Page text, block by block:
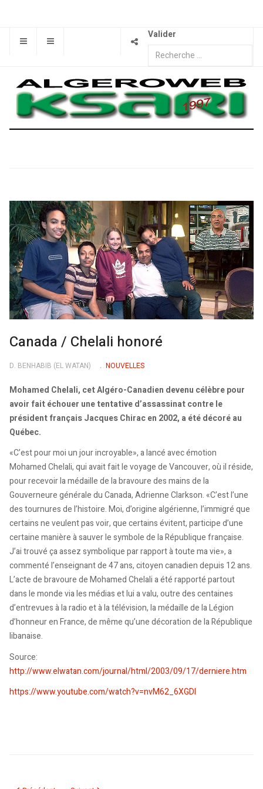
Valider
Canada / Chelali honoré
D. BENHABIB (EL WATAN) NOUVELLES
Mohamed Chelali, cet Algéro-Canadien devenu célèbre pour
avoir fait échouer une tentative d’assassinat contre le
président français Jacques Chirac en 2002, a été décoré au
Québec.
«C’est pour moi un jour incroyable», a lancé avec émotion
Mohamed Chelali, qui avait fait le voyage de Vancouver, où il réside,
pour recevoir la médaille de la bravoure des mains de la
Gouverneure générale du Canada, Adrienne Clarkson. «C’est l’une
des tournures de l’histoire. Moi, d’origine algérienne, l’immigré que
certains ne veulent pas voir, que certains évitent, participe d’une
certaine manière à sauver le symbole de la République française.
J’ai trouvé ça assez symbolique par rapport à toute ma vie», a
commenté l’enseignant de 47 ans, citoyen canadien depuis 12 ans.
L’acte de bravoure de Mohamed Chelali a été rapporté partout
dans le monde via les médias et lui a valu, outre des centaines
d’entrevues à la radio et à la télévision, la médaille de la Légion
d’honneur en France, de même qu’une décoration de la République
libanaise.
Source:
http://www.elwatan.com/journal/html/2003/09/17/derniere.htm
https://www.youtube.com/watch?v=nvM62_6XGDI